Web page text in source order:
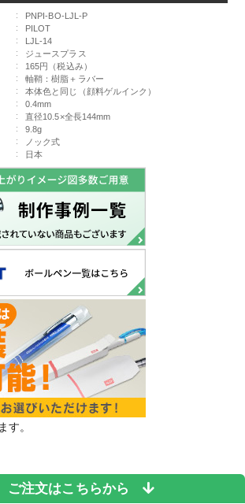
:
PNPI-BO-LJL-P
:
PILOT
:
LJL-14
:
ジュースプラス
:
165円（税込み）
:
軸鞘：樹脂＋ラバー
:
本体色と同じ（顔料ゲルインク）
:
0.4mm
:
直径10.5×全長144mm
:
9.8g
:
ノック式
: 日本
す。
注文はこちらから